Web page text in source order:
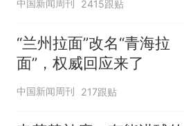
中国新闻周刊 2415跟贴
“兰州拉面”改名“青海拉
面”，权威回应来了
中国新闻周刊 217跟贴